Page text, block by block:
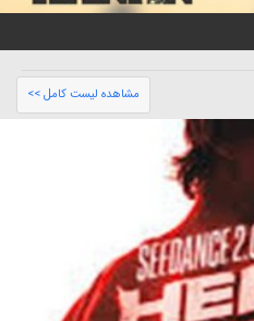
مشاهده لیست کامل >>